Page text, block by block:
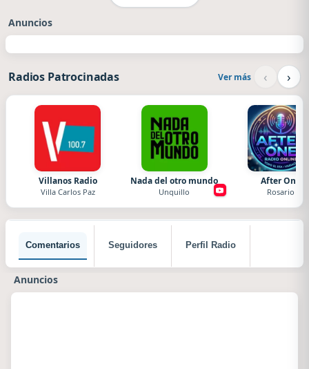
Anuncios
Radios Patrocinadas Ver más ‹ ›
Villanos Radio
Villa Carlos Paz
Nada del otro mundo
Unquillo
After One
Rosario
Comentarios Seguidores Perfil Radio
Anuncios